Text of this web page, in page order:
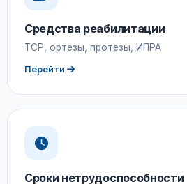
Средства реабилитации
ТСР, ортезы, протезы, ИПРА
Перейти
Сроки нетрудоспособности